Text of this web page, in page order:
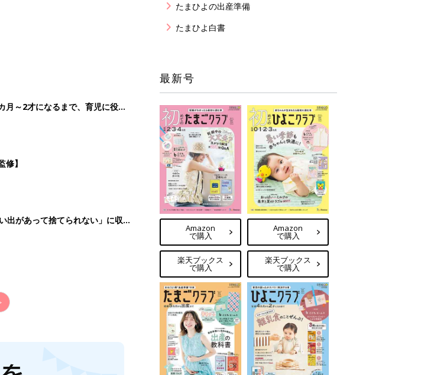
～2才になるまで、育児に役立
】
出があって捨てられない」に収納
たまひよの出産準備
たまひよ白書
最新号
Amazon
で購入
楽天ブックス
で購入
Amazon
で購入
楽天ブックス
で購入